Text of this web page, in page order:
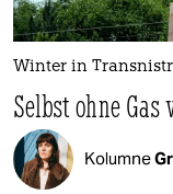
Winter in
Selbst ohne
Kolumne